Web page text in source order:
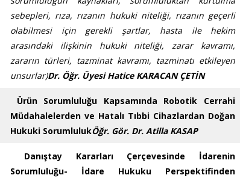
sebepleri, rıza, rızanın hukuki niteliği, rızanın geçerli
olabilmesi için gerekli şartlar, hasta ile hekim
arasındaki ilişkinin hukuki niteliği, zarar kavramı,
zararın türleri, tazminat kavramı, tazminatı etkileyen
unsurlar)Dr. Öğr. Üyesi Hatice KARACAN ÇETİN
Ürün Sorumluluğu Kapsamında Robotik Cerrahi
Müdahalelerden ve Hatalı Tıbbi Cihazlardan Doğan
Hukuki SorumlulukÖğr. Gör. Dr. Atilla KASAP
Danıştay Kararları Çerçevesinde İdarenin
Sorumluluğu- İdare Hukuku Perspektifinden